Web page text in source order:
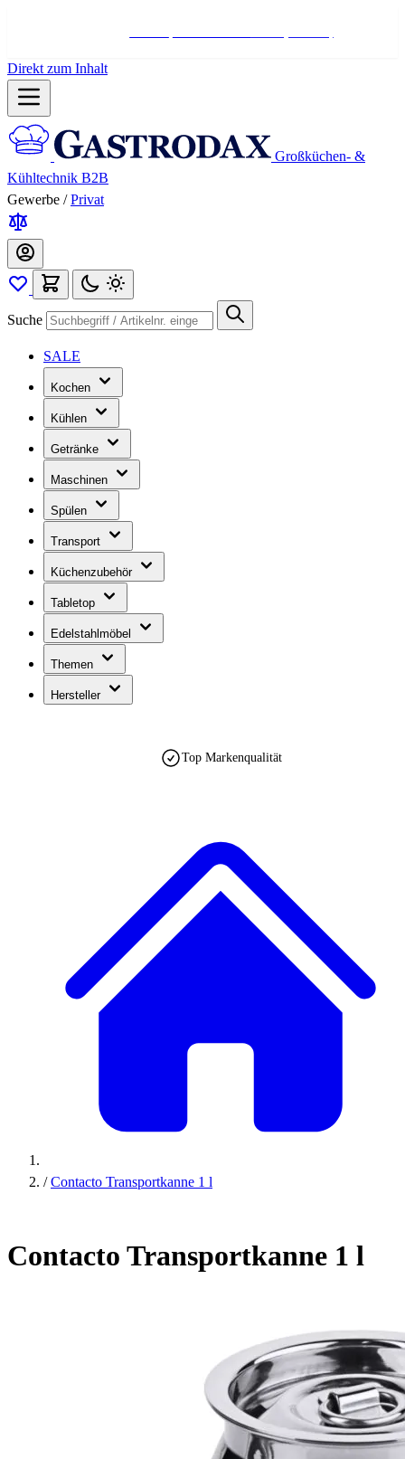
Direkt zum Inhalt
Großküchen- &
Kühltechnik B2B
Gewerbe / Privat
Suche
SALE
Kochen
Kühlen
Getränke
Maschinen
Spülen
Transport
Küchenzubehör
Tabletop
Edelstahlmöbel
Themen
Hersteller
Top Markenqualität
/ Contacto Transportkanne 1 l
Contacto Transportkanne 1 l